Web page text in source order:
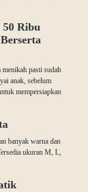
50 Ribu
pasti sudah
anak, sebelum
mempersiapkan
banyak warna dan
ukuran M, L,